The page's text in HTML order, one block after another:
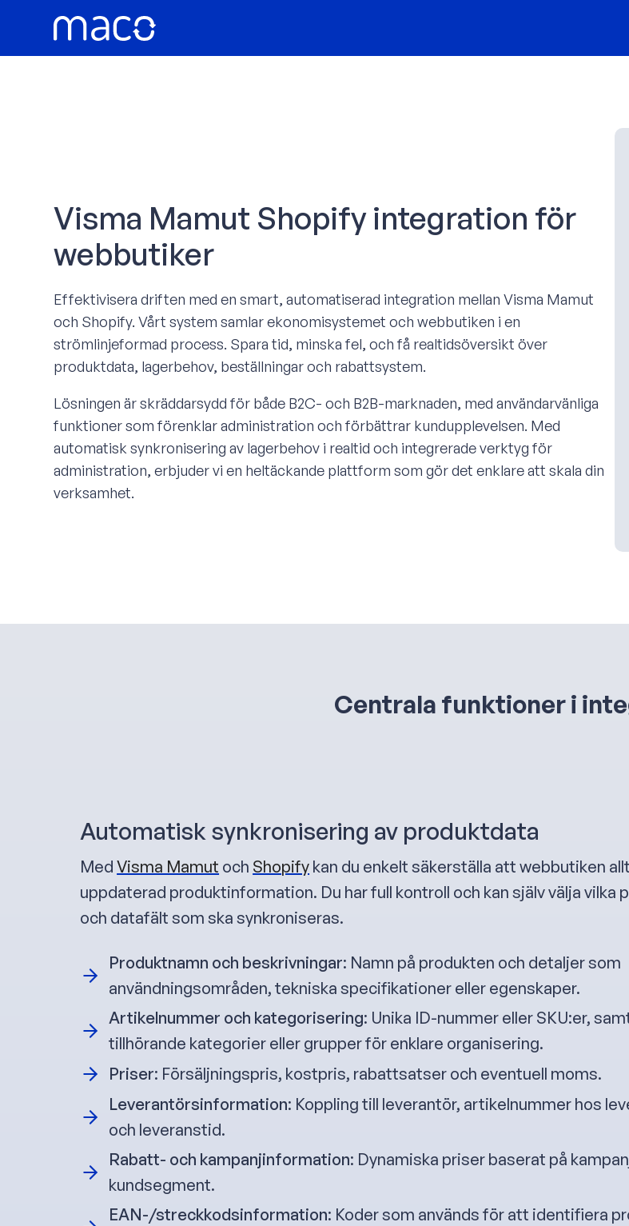
innehåll
Visma Mamut Shopify integration för
webbutiker
Effektivisera driften med en smart, automatiserad integration mellan Visma Mamut
och Shopify. Vårt system samlar ekonomisystemet och webbutiken i en
strömlinjeformad process. Spara tid, minska fel, och få realtidsöversikt över
produktdata, lagerbehov, beställningar och rabattsystem.
Lösningen är skräddarsydd för både B2C- och B2B-marknaden, med användarvänliga
funktioner som förenklar administration och förbättrar kundupplevelsen. Med
automatisk synkronisering av lagerbehov i realtid och integrerade verktyg för
administration, erbjuder vi en heltäckande plattform som gör det enklare att skala din
verksamhet.
Centrala funktioner i
Automatisk synkronisering av produktdata
MedVisma Mamut och Shopify kan du enkelt säkerställa att webbutiken
uppdaterad produktinformation. Du har full kontroll och kan själv välja vilka
och datafält som ska synkroniseras.
Produktnamn och beskrivningar: Namn på produkten och detaljer som
användningsområden, tekniska specifikationer eller egenskaper.
Artikelnummer och kategorisering: Unika ID-nummer eller SKU:er,
tillhörande kategorier eller grupper för enklare organisering.
Priser: Försäljningspris, kostpris, rabattsatser och eventuell moms.
Leverantörsinformation: Koppling till leverantör, artikelnummer hos
och leveranstid.
Rabatt- och kampanjinformation: Dynamiska priser baserat på
kundsegment.
EAN-/streckkodsinformation: Koder som används för att identifiera